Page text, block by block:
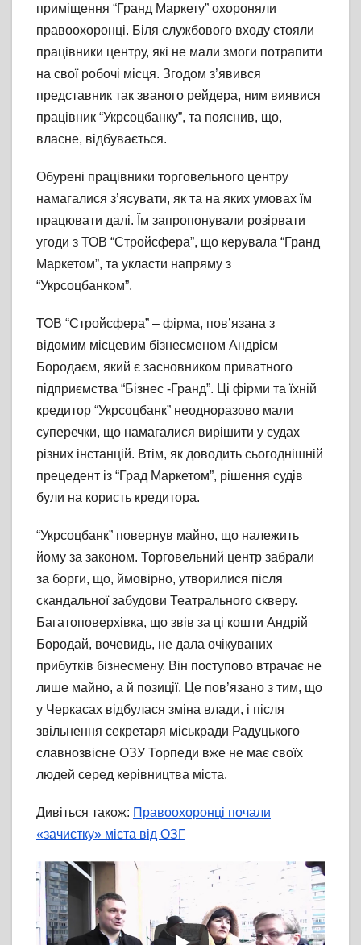
приміщення “Гранд Маркету” охороняли
правоохоронці. Біля службового входу стояли
працівники центру, які не мали змоги потрапити
на свої робочі місця. Згодом з’явився
представник так званого рейдера, ним виявися
працівник “Укрсоцбанку”, та пояснив, що,
власне, відбувається.
Обурені працівники торговельного центру
намагалися з’ясувати, як та на яких умовах їм
працювати далі. Їм запропонували розірвати
угоди з ТОВ “Стройсфера”, що керувала “Гранд
Маркетом”, та укласти напряму з
“Укрсоцбанком”.
ТОВ “Стройсфера” – фірма, пов’язана з
відомим місцевим бізнесменом Андрієм
Бородаєм, який є засновником приватного
підприємства “Бізнес -Гранд”. Ці фірми та їхній
кредитор “Укрсоцбанк” неодноразово мали
суперечки, що намагалися вирішити у судах
різних інстанцій. Втім, як доводить сьогоднішній
прецедент із “Град Маркетом”, рішення судів
були на користь кредитора.
“Укрсоцбанк” повернув майно, що належить
йому за законом. Торговельний центр забрали
за борги, що, ймовірно, утворилися після
скандальної забудови Театрального скверу.
Багатоповерхівка, що звів за ці кошти Андрій
Бородай, вочевидь, не дала очікуваних
прибутків бізнесмену. Він поступово втрачає не
лише майно, а й позиції. Це пов’язано з тим, що
у Черкасах відбулася зміна влади, і після
звільнення секретаря міськради Радуцького
славнозвісне ОЗУ Торпеди вже не має своїх
людей серед керівництва міста.
Дивіться також: Правоохоронці почали
«зачистку» міста від ОЗГ